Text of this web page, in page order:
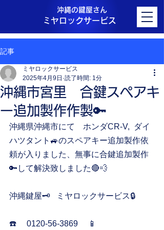
ミヤロックサービス
沖縄の鍵屋さん
記事
沖縄市宮里 合鍵スペアキ
ー追加製作作製🔑
ミヤロックサービス
2025年4月9日 読了時間: 1分
沖縄県沖縄市にて　ホンダCR-V,  ダイ
ハツタント🚙のスペアキー追加製作依
頼が入りました、無事に合鍵追加製作
🔑して解決致しました🔴💨
沖縄鍵屋🗝️   ミヤロックサービス🔒
☎️     0120-56-3869     📱